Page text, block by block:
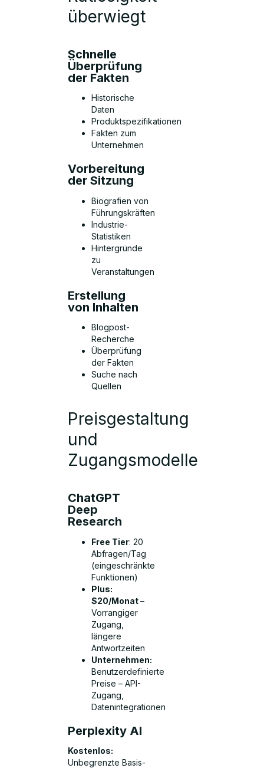
überwiegt
Schnelle
Überprüfung
der Fakten
Historische
Daten
Produktspezifikationen
Fakten zum
Unternehmen
Vorbereitung
der Sitzung
Biografien von
Führungskräften
Industrie-
Statistiken
Hintergründe
zu
Veranstaltungen
Erstellung
von Inhalten
Blogpost-
Recherche
Überprüfung
der Fakten
Suche nach
Quellen
Preisgestaltung
und
Zugangsmodelle
ChatGPT
Deep
Research
Free Tier: 20
Abfragen/Tag
(eingeschränkte
Funktionen)
Plus:
$20/Monat–
Vorrangiger
Zugang,
längere
Antwortzeiten
Unternehmen:
Benutzerdefinierte
Preise – API-
Zugang,
Datenintegrationen
Perplexity AI
Kostenlos:
Unbegrenzte Basis-